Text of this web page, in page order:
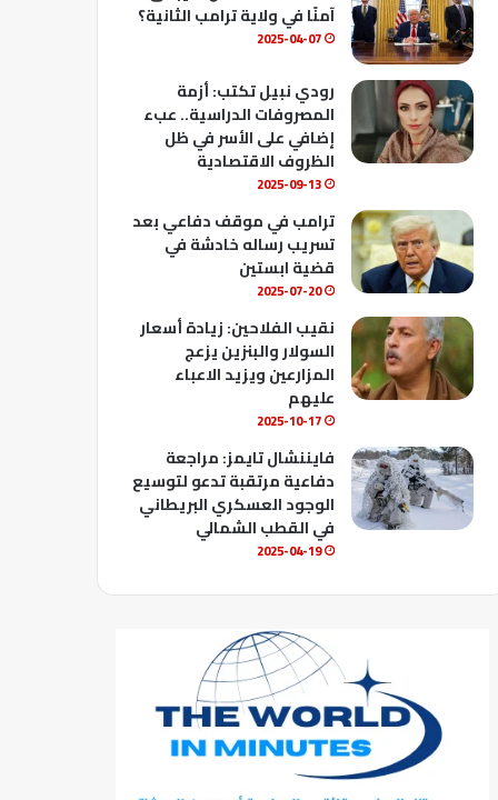
b
e
آمنًا في ولاية ترامب الثانية؟
2025-04-07
رودي نبيل تكتب: أزمة
المصروفات الدراسية.. عبء
إضافي على الأسر في ظل
الظروف الاقتصادية
2025-09-13
ترامب في موقف دفاعي بعد
تسريب رساله خادشة في
قضية ابستين
2025-07-20
نقيب الفلاحين: زيادة أسعار
السولار والبنزين يزعج
المزارعين ويزيد الاعباء
عليهم
2025-10-17
فايننشال تايمز: مراجعة
دفاعية مرتقبة تدعو لتوسيع
الوجود العسكري البريطاني
في القطب الشمالي
2025-04-19